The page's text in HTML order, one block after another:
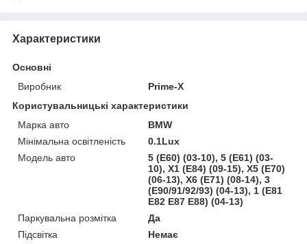
Характеристики
Основні
Виробник
Prime-X
Користувальницькі характеристики
Марка авто
BMW
Мінімальна освітленість
0.1Lux
Модель авто
5 (E60) (03-10), 5 (E61) (03-
10), X1 (E84) (09-15), X5 (E70)
(06-13), X6 (E71) (08-14), 3
(E90/91/92/93) (04-13), 1 (E81
E82 E87 E88) (04-13)
Паркувальна розмітка
Да
Підсвітка
Немає